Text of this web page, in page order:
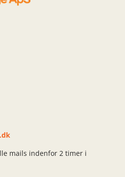
mails indenfor 2 timer i